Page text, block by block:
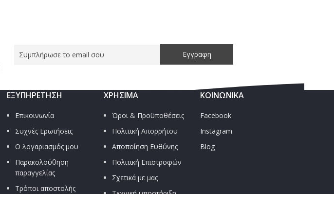
ΕΞΥΠΗΡΈΤΗΣΗ
Επικοινωνία
Συχνές Ερωτήσεις
Ο λογαριασμός μου
Παρακολούθηση
παραγγελίας
Τρόποι αποστολής
ΧΡΉΣΙΜΑ
Όροι & Προϋποθέσεις
Πολιτική Απορρήτου
Αποποίηση Ευθύνης
Πολιτική Επιστροφών
Σχετικά με μας
Τεχνική υποστήριξη
ΚΟΙΝΩΝΙΚΑ
Facebook
Instagram
Blog